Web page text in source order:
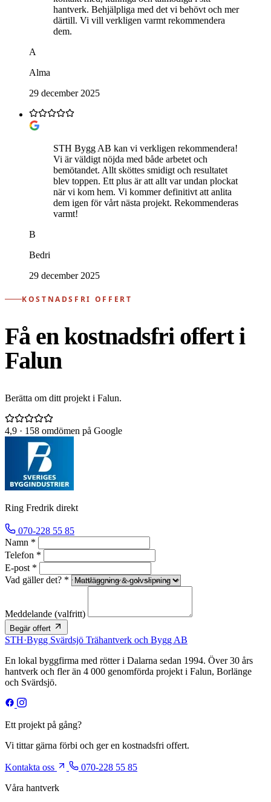
hantverk. Behjälpliga med det vi behövt och mer
därtill. Vi vill verkligen varmt rekommendera
dem.
A
Alma
29 december 2025
STH Bygg AB kan vi verkligen rekommendera!
Vi är väldigt nöjda med både arbetet och
bemötandet. Allt sköttes smidigt och resultatet
blev toppen. Ett plus är att allt var undan plockat
när vi kom hem. Vi kommer definitivt att anlita
dem igen för vårt nästa projekt. Rekommenderas
varmt!
B
Bedri
29 december 2025
KOSTNADSFRI OFFERT
Få en kostnadsfri offert i
Falun
Berätta om ditt projekt i Falun.
4,9 · 158 omdömen på Google
Ring Fredrik direkt
070-228 55 85
Namn *
Telefon *
E-post *
Vad gäller det? *
Meddelande (valfritt)
Begär offert
STH·Bygg Svärdsjö Trähantverk och Bygg AB
En lokal byggfirma med rötter i Dalarna sedan 1994. Över 30 års
hantverk och fler än 4 000 genomförda projekt i Falun, Borlänge
och Svärdsjö.
Ett projekt på gång?
Vi tittar gärna förbi och ger en kostnadsfri offert.
Kontakta oss
070-228 55 85
Våra hantverk